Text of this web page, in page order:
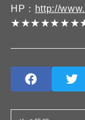
HP： http://